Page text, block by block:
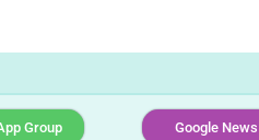
Group Google News